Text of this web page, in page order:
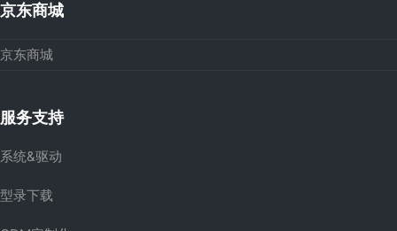
京东商城
京东商城
服务支持
系统&驱动
型录下载